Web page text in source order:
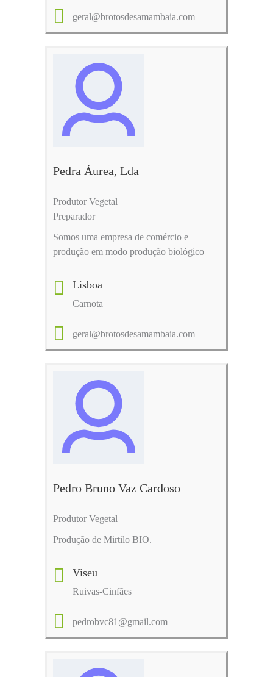
geral@brotosdesamambaia.com
Pedra Áurea, Lda
Produtor Vegetal
Preparador
Somos uma empresa de comércio e
produção em modo produção biológico
Lisboa
Carnota
geral@brotosdesamambaia.com
Pedro Bruno Vaz Cardoso
Produtor Vegetal
Produção de Mirtilo BIO.
Viseu
Ruivas-Cinfães
pedrobvc81@gmail.com